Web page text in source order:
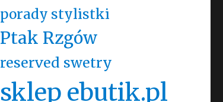
porady stylistki
Ptak Rzgów
reserved swetry
sklep ebutik.pl